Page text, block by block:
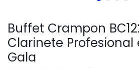
Buffet Crampon
Clarinete Profesional
Gala